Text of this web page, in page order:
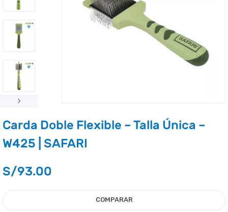
Carda Doble Flexible – Talla Única –
W425 | SAFARI
S/93.00
COMPARAR